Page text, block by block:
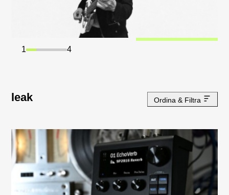
1 4
leak Ordina & Filtra